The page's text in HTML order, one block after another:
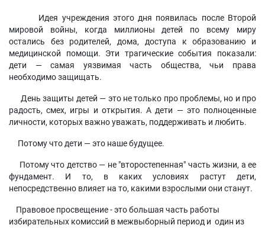
Идея учреждения этого дня появилась после Второй
мировой войны, когда миллионы детей по всему миру
остались без родителей, дома, доступа к образованию и
медицинской помощи. Эти трагические события показали:
дети — самая уязвимая часть общества, чьи права
необходимо защищать.
День защиты детей — это не только про проблемы, но и про
радость, смех, игры и открытия. А дети — это полноценные
личности, которых важно уважать, поддерживать и любить.
Потому что дети — это наше будущее.
Потому что детство — не "второстепенная" часть жизни, а ее
фундамент. И то, в каких условиях растут дети,
непосредственно влияет на то, какими взрослыми они станут.
Правовое просвещение - это большая часть работы
избирательных комиссий в межвыборный период и один из